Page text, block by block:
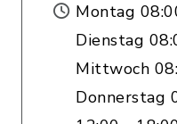
Montag
Dienstag
Mittwoch
Donnerstag